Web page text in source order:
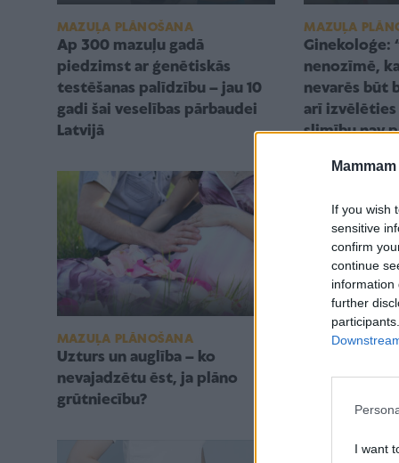
If you wish
sensitive
confirm
continue
information
further
I want
MAZUĻA PLĀNOŠANA
Ap 300 mazuļu gadā
piedzimst ar ģenētiskās
testēšanas palīdzību – jau 10
gadi šai veselības pārbaudei
Latvijā
MAZUĻA
Ginekoloģe:
nenozīmē,
nevarēs būt
arī
slimību nav
MAZUĻA PLĀNOŠANA
Uzturs un auglība – ko
nevajadzētu ēst, ja plāno
grūtniecību?
Saruna ar
sekss